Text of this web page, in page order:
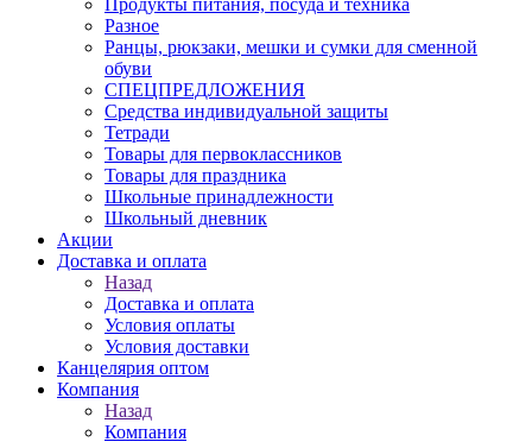
Разное
Ранцы, рюкзаки, мешки и сумки для сменной
обуви
СПЕЦПРЕДЛОЖЕНИЯ
Средства индивидуальной защиты
Тетради
Товары для первоклассников
Товары для праздника
Школьные принадлежности
Школьный дневник
Акции
Доставка и оплата
Назад
Доставка и оплата
Условия оплаты
Условия доставки
Канцелярия оптом
Компания
Назад
Компания